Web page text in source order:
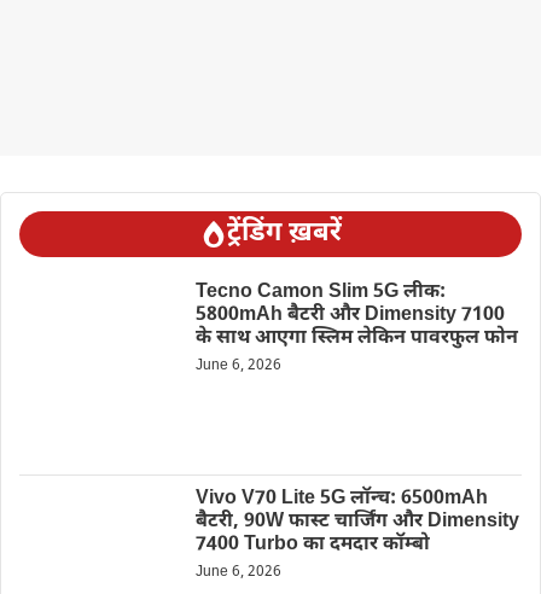
ट्रेंडिंग ख़बरें
Tecno Camon Slim 5G लीक:
5800mAh बैटरी और Dimensity 7100
के साथ आएगा स्लिम लेकिन पावरफुल फोन
June 6, 2026
Vivo V70 Lite 5G लॉन्च: 6500mAh
बैटरी, 90W फास्ट चार्जिंग और Dimensity
7400 Turbo का दमदार कॉम्बो
June 6, 2026